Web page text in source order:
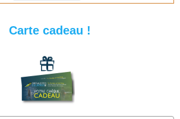
Carte cadeau !